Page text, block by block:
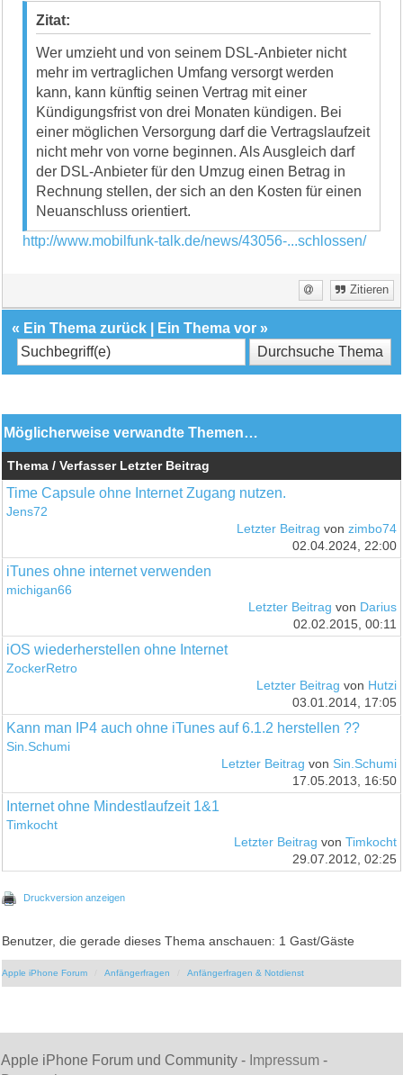
Zitat:
Wer umzieht und von seinem DSL-Anbieter nicht
mehr im vertraglichen Umfang versorgt werden
kann, kann künftig seinen Vertrag mit einer
Kündigungsfrist von drei Monaten kündigen. Bei
einer möglichen Versorgung darf die Vertragslaufzeit
nicht mehr von vorne beginnen. Als Ausgleich darf
der DSL-Anbieter für den Umzug einen Betrag in
Rechnung stellen, der sich an den Kosten für einen
Neuanschluss orientiert.
http://www.mobilfunk-talk.de/news/43056-...schlossen/
Zitieren
« Ein Thema zurück Ein Thema vor »
Möglicherweise verwandte Themen…
Thema / Verfasser Letzter Beitrag
Time Capsule ohne Internet Zugang nutzen.
Jens72
Letzter Beitrag von zimbo74
02.04.2024, 22:00
iTunes ohne internet verwenden
michigan66
Letzter Beitrag von Darius
02.02.2015, 00:11
iOS wiederherstellen ohne Internet
ZockerRetro
Letzter Beitrag von Hutzi
03.01.2014, 17:05
Kann man IP4 auch ohne iTunes auf 6.1.2 herstellen ??
Sin.Schumi
Letzter Beitrag von Sin.Schumi
17.05.2013, 16:50
Internet ohne Mindestlaufzeit 1&1
Timkocht
Letzter Beitrag von Timkocht
29.07.2012, 02:25
Druckversion anzeigen
Benutzer, die gerade dieses Thema anschauen: 1 Gast/Gäste
Apple iPhone Forum Anfängerfragen Anfängerfragen & Notdienst
Apple iPhone Forum und Community - Impressum -